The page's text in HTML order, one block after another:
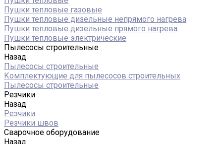
Пушки тепловые газовые
Пушки тепловые дизельные непрямого нагрева
Пушки тепловые дизельные прямого нагрева
Пушки тепловые электрические
Пылесосы строительные
Назад
Пылесосы строительные
Комплектующие для пылесосов строительных
Пылесосы строительные
Резчики
Назад
Резчики
Резчики швов
Сварочное оборудование
Назад